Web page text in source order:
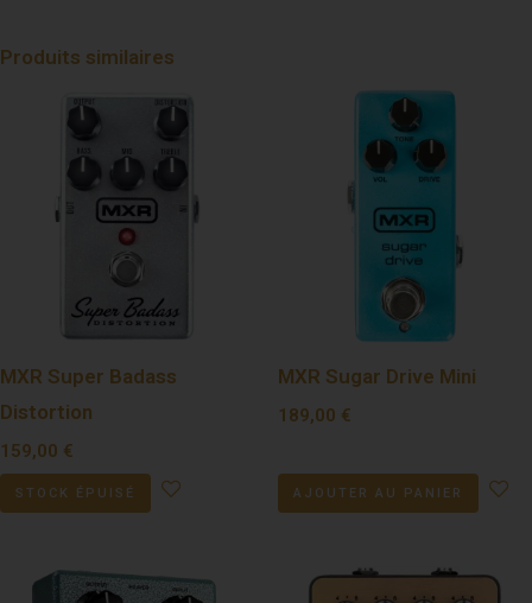
Produits similaires
MXR Super Badass
Distortion
159,00 €
STOCK ÉPUISÉ
MXR Sugar Drive Mini
189,00 €
AJOUTER AU PANIER